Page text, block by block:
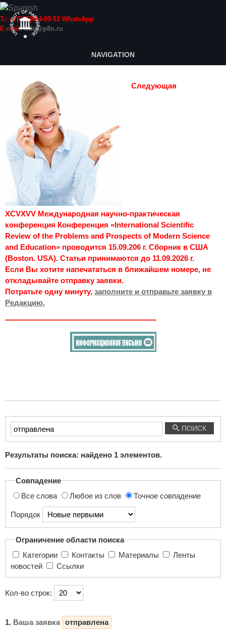
Т.: +7(915)814-09-51 WhatsApp
E-mail:info@p8n.ru
NAVIGATION
Следующая
XCVXVV Международная научно-практическая
конференция Конференция «International Scientific
Review of the Problems and Prospects of Modern Science
and Education» проводится 15.09.206 г. Сборник в США
(Boston. USA). Статьи принимаются до 11.09.2026 г.
Если Вы хотите напечататься в ближайшем номере, не
откладывайте отправку заявки.
Потратьте одну минуту, заполните и отправьте заявку в
Редакцию.
Введите
текст
поиска...
ПОИСК
Результаты поиска: найдено 1 элементов.
Совпадение
Все слова
Любое из слов Точное совпадение
Порядок
Ограничение области поиска
Категории
Контакты Материалы
новостей
Ссылки
Кол-во строк:
1. Ваша заявка отправлена